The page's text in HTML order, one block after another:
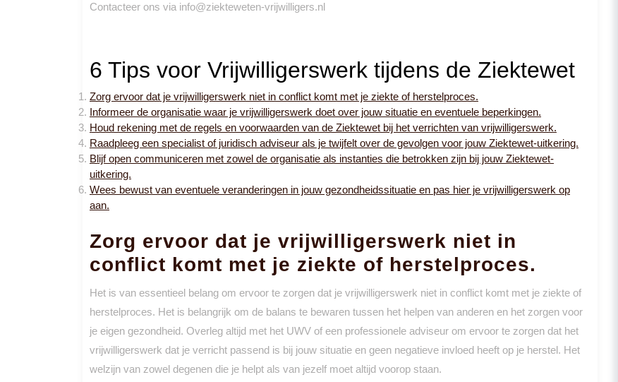
Contacteer ons via info@ziekteweten-vrijwilligers.nl
6 Tips voor Vrijwilligerswerk tijdens de Ziektewet
Zorg ervoor dat je vrijwilligerswerk niet in conflict komt met je ziekte of herstelproces.
Informeer de organisatie waar je vrijwilligerswerk doet over jouw situatie en eventuele beperkingen.
Houd rekening met de regels en voorwaarden van de Ziektewet bij het verrichten van vrijwilligerswerk.
Raadpleeg een specialist of juridisch adviseur als je twijfelt over de gevolgen voor jouw Ziektewet-uitkering.
Blijf open communiceren met zowel de organisatie als instanties die betrokken zijn bij jouw Ziektewet-
uitkering.
Wees bewust van eventuele veranderingen in jouw gezondheidssituatie en pas hier je vrijwilligerswerk op
aan.
Zorg ervoor dat je vrijwilligerswerk niet in
conflict komt met je ziekte of herstelproces.
Het is van essentieel belang om ervoor te zorgen dat je vrijwilligerswerk niet in conflict komt met je ziekte of
herstelproces. Het is belangrijk om de balans te bewaren tussen het helpen van anderen en het zorgen voor
je eigen gezondheid. Overleg altijd met het UWV of een professionele adviseur om ervoor te zorgen dat het
vrijwilligerswerk dat je verricht passend is bij jouw situatie en geen negatieve invloed heeft op je herstel. Het
welzijn van zowel degenen die je helpt als van jezelf moet altijd voorop staan.